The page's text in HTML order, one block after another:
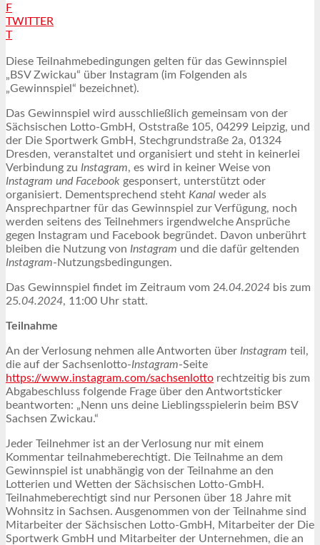
F
TWITTER
T
Diese Teilnahmebedingungen gelten für das Gewinnspiel
„BSV Zwickau“ über Instagram (im Folgenden als
„Gewinnspiel“ bezeichnet).
Das Gewinnspiel wird ausschließlich gemeinsam von der
Sächsischen Lotto-GmbH, Oststraße 105, 04299 Leipzig, und
der Die Sportwerk GmbH, Stechgrundstraße 2a, 01324
Dresden, veranstaltet und organisiert und steht in keinerlei
Verbindung zu Instagram, es wird in keiner Weise von
Instagram und Facebook gesponsert, unterstützt oder
organisiert. Dementsprechend steht Kanal weder als
Ansprechpartner für das Gewinnspiel zur Verfügung, noch
werden seitens des Teilnehmers irgendwelche Ansprüche
gegen Instagram und Facebook begründet. Davon unberührt
bleiben die Nutzung von Instagram und die dafür geltenden
Instagram-Nutzungsbedingungen.
Das Gewinnspiel findet im Zeitraum vom 24.04.2024 bis zum
25.04.2024, 11:00 Uhr statt.
Teilnahme
An der Verlosung nehmen alle Antworten über Instagram teil,
die auf der Sachsenlotto-Instagram-Seite
https://www.instagram.com/sachsenlotto rechtzeitig bis zum
Abgabeschluss folgende Frage über den Antwortsticker
beantworten: „Nenn uns deine Lieblingsspielerin beim BSV
Sachsen Zwickau.“
Jeder Teilnehmer ist an der Verlosung nur mit einem
Kommentar teilnahmeberechtigt. Die Teilnahme an dem
Gewinnspiel ist unabhängig von der Teilnahme an den
Lotterien und Wetten der Sächsischen Lotto-GmbH.
Teilnahmeberechtigt sind nur Personen über 18 Jahre mit
Wohnsitz in Sachsen. Ausgenommen von der Teilnahme sind
Mitarbeiter der Sächsischen Lotto-GmbH, Mitarbeiter der Die
Sportwerk GmbH und Mitarbeiter der Unternehmen, die an